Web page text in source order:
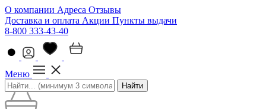
О компании Адреса Отзывы
Доставка и оплата Акции Пункты выдачи
8-800 333-43-40
Меню
Найти